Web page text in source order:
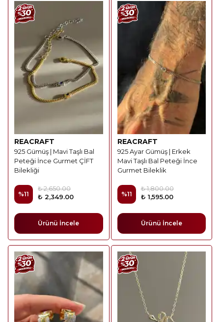
REACRAFT
925 Gümüş | Mavi Taşlı Bal
Peteği İnce Gurmet ÇİFT
Bilekliği
%11
₺ 2,650.00
₺ 2,349.00
Ürünü İncele
REACRAFT
925 Ayar Gümüş | Erkek
Mavi Taşlı Bal Peteği İnce
Gurmet Bileklik
%11
₺ 1,800.00
₺ 1,595.00
Ürünü İncele